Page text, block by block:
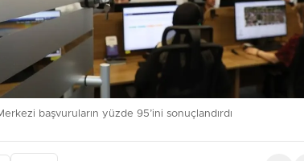
başvuruların yüzde 95’ini sonuçlandırdı